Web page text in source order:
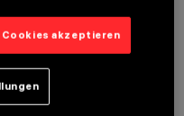
Cookies akzeptieren